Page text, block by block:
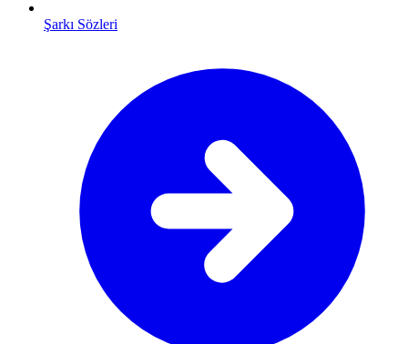
Şarkı Sözleri